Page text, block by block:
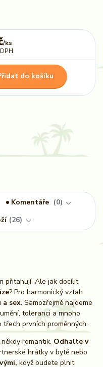
/ks
do košíku
Komentáře
0
26
přitahují. Ale jak docílit
? Pro harmonický vztah
a sex. Samozřejmě najdeme
toleranci a mnoho
prvních proměnných.
romantik. Odhalte v
hrátky v bytě nebo
když budete plnit